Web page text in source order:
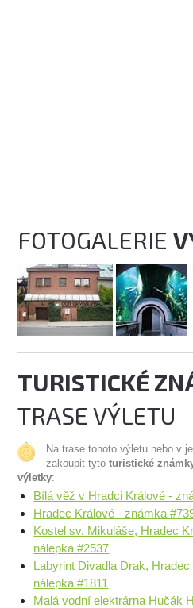
FOTOGALERIE
TURISTICKÉ
TRASE VÝLETU
Na trase tohoto výletu nebo v
zakoupit tytoturistické
výletky:
Bílá věž v Hradci Králové -
Hradec Králové - známka
Kostel sv. Mikuláše, Hradec
nálepka #2537
Labyrint Divadla Drak,
nálepka #1811
Malá vodní elektrárna Hučák